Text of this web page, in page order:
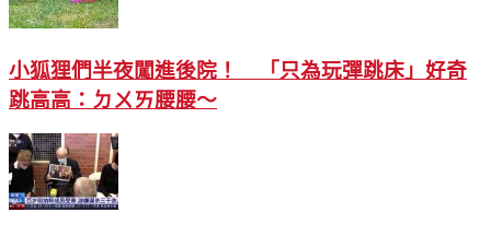
小狐狸們半夜闖進後院！ 「只為玩彈跳床」好奇
跳高高：ㄉㄨㄞ腰腰～